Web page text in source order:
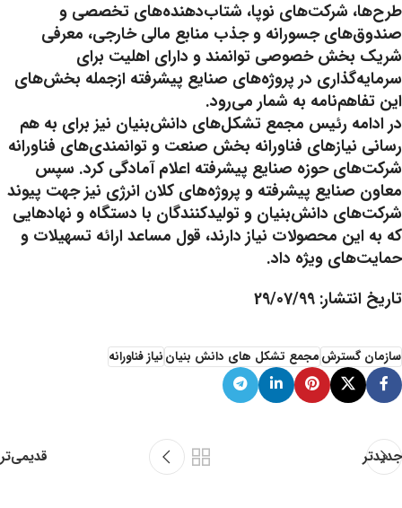
طرح‌ها، شرکت‌های نوپا، شتاب‌دهنده‌های تخصصی و
صندوق‌های جسورانه و جذب منابع مالی خارجی، معرفی
شریک بخش خصوصی توانمند و دارای اهلیت برای
سرمایه‌گذاری در پروژه‌های صنایع پیشرفته ازجمله بخش‌های
این تفاهم‌نامه به شمار می‌رود.
در ادامه رئیس مجمع تشکل‌های دانش‌بنیان نیز برای به هم
رسانی نیازهای فناورانه بخش صنعت و توانمندی‌های فناورانه
شرکت‌های حوزه صنایع پیشرفته اعلام آمادگی کرد. سپس
معاون صنایع پیشرفته و پروژه‌های کلان انرژی نیز جهت پیوند
شرکت‌های دانش‌بنیان و تولیدکنندگان با دستگاه و نهادهایی
که به این محصولات نیاز دارند، قول مساعد ارائه تسهیلات و
حمایت‌های ویژه داد.
تاریخ انتشار: 29/07/99
سازمان گسترشمجمع تشکل های دانش بنیاننیاز فناورانه
جدیدتر قدیمی‌تر